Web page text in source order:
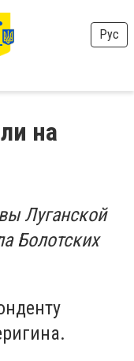
Рус
на
Луганской
Болотских